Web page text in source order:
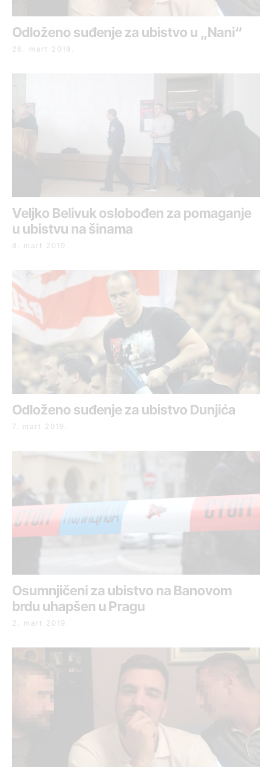
Odloženo suđenje za ubistvo u „Nani“
26. mart 2019.
Veljko Belivuk oslobođen za pomaganje
u ubistvu na šinama
8. mart 2019.
Odloženo suđenje za ubistvo Dunjića
7. mart 2019.
Osumnjičeni za ubistvo na Banovom
brdu uhapšen u Pragu
2. mart 2019.